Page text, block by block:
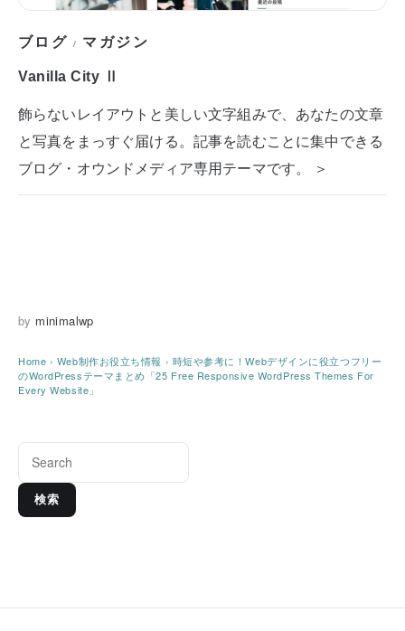
ブログ / マガジン
Vanilla City Ⅱ
飾らないレイアウトと美しい文字組みで、あなたの文章
と写真をまっすぐ届ける。記事を読むことに集中できる
ブログ・オウンドメディア専用テーマです。 ＞
by minimalwp
Home › Web制作お役立ち情報 › 時短や参考に！Webデザインに役立つフリー
のWordPressテーマまとめ「25 Free Responsive WordPress Themes For
Every Website」
検索